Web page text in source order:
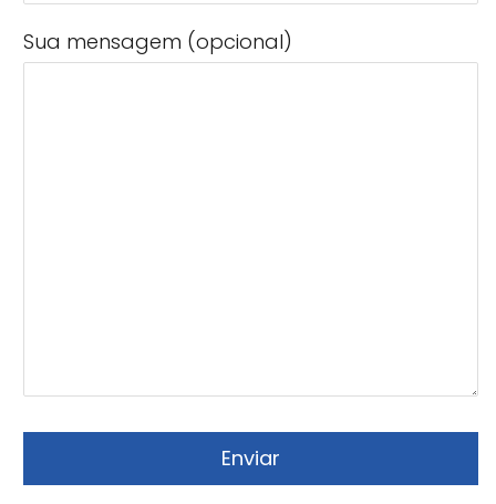
Sua mensagem (opcional)